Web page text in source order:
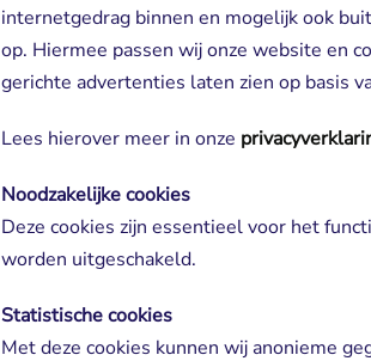
internetgedrag binnen en mogelijk ook
op. Hiermee passen wij onze website en
gerichte advertenties laten zien op basis
Lees hierover meer in onze
Noodzakelijke cookies
Deze cookies zijn essentieel voor het
worden uitgeschakeld.
Statistische cookies
Met deze cookies kunnen wij anonieme
Zorg of
045 - 800